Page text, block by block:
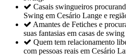
 Casais swingueiros
Swing em Cesário Lange e
 Amantes de Fetiches e
suas fantasias em casas de
 Quem tem relacionamento
com pessoas reais em Cesário